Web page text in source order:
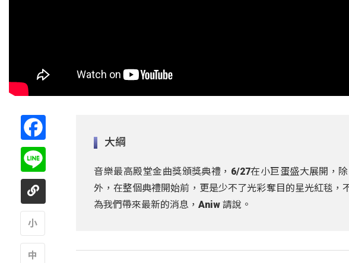
大綱
音樂最高殿堂金曲獎頒獎典禮，6/27在小巨蛋盛大展開，
外，在整個典禮開始前，更是少不了光彩奪目的星光紅毯，
為我們帶來最新的消息，Aniw 請說。